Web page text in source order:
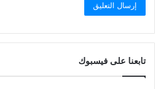
تابعنا على فيسبوك